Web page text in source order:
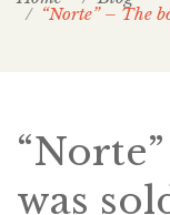
“Norte” – The
was